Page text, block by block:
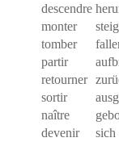
descendre
monter
tomber
partir
retourner
sortir
naître
devenir
sich